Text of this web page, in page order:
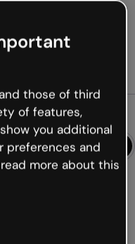
those of third
of features,
you additional
preferences and
more about this